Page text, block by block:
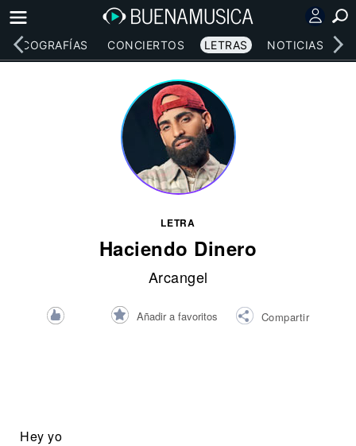
DISCOGRAFÍAS CONCIERTOS LETRAS NOTICIAS
LETRA
Haciendo Dinero
Arcangel
Añadir a favoritos Compartir
Hey yo